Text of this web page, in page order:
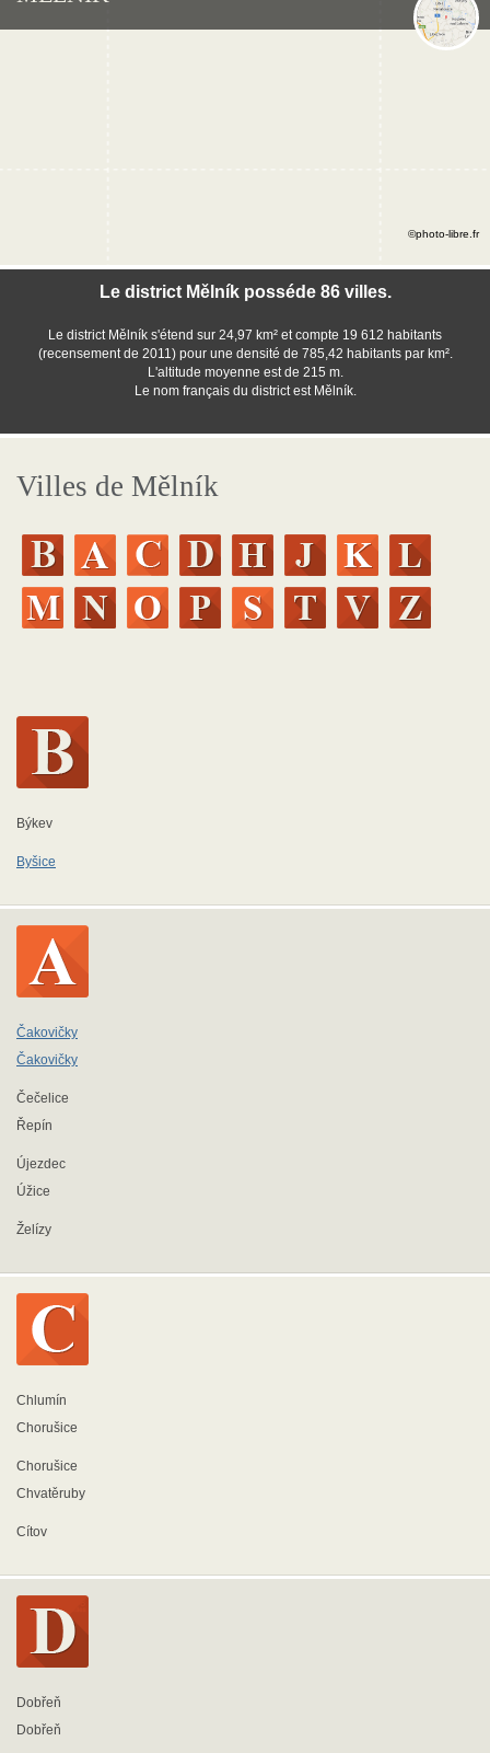
Le district Mělník posséde 86 villes.
Le district Mělník s'étend sur 24,97 km² et compte 19 612 habitants
(recensement de 2011) pour une densité de 785,42 habitants par km².
L'altitude moyenne est de 215 m.
Le nom français du district est Mělník.
©photo-libre.fr
Villes de Mělník
Býkev
Byšice
Čakovičky
Čakovičky
Čečelice
Řepín
Újezdec
Úžice
Želízy
Chlumín
Chorušice
Chorušice
Chvatěruby
Cítov
Dobřeň
Dobřeň